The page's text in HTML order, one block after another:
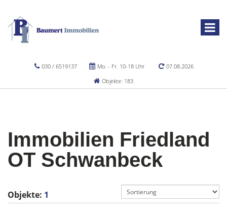
030 / 6519137 Mo. - Fr. 10-18 Uhr
07.08.2026
Objekte: 183
Immobilien Friedland
OT Schwanbeck
Objekte: 1